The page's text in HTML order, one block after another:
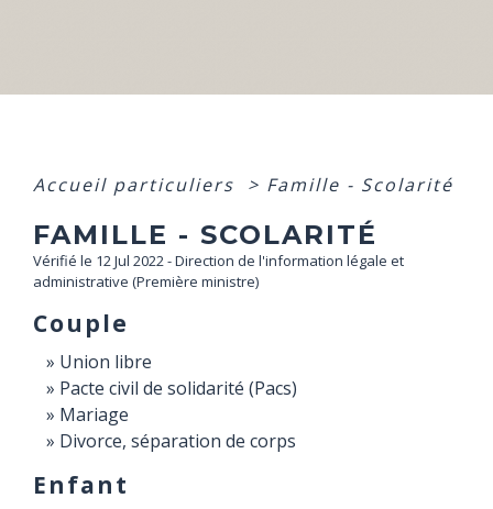
Accueil particuliers > Famille - Scolarité
FAMILLE - SCOLARITÉ
Vérifié le 12 Jul 2022 - Direction de l'information légale et
administrative (Première ministre)
Couple
Union libre
Pacte civil de solidarité (Pacs)
Mariage
Divorce, séparation de corps
Enfant